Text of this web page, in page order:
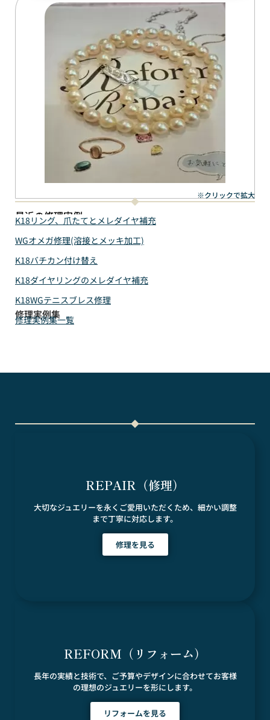
※クリックで拡大
最近の修理実例
K18リング、爪たてとメレダイヤ補充
WGオメガ修理(溶接とメッキ加工)
K18バチカン付け替え
K18ダイヤリングのメレダイヤ補充
K18WGテニスブレス修理
修理実例集
修理実例集一覧
REPAIR（修理）
大切なジュエリーを永くご愛用いただくため、細かい調整
まで丁寧に対応します。
修理を見る
REFORM（リフォーム）
長年の実績と技術で、ご予算やデザインに合わせてお客様
の理想のジュエリーを形にします。
リフォームを見る